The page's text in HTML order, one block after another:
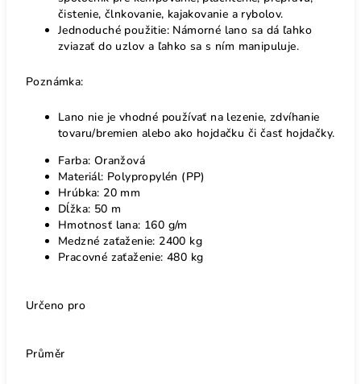
čistenie, člnkovanie, kajakovanie a rybolov.
Jednoduché použitie: Námorné lano sa dá ľahko
zviazať do uzlov a ľahko sa s ním manipuluje.
Poznámka:
Lano nie je vhodné používať na lezenie, zdvíhanie
tovaru/bremien alebo ako hojdačku či časť hojdačky.
Farba: Oranžová
Materiál: Polypropylén (PP)
Hrúbka: 20 mm
Dĺžka: 50 m
Hmotnosť lana: 160 g/m
Medzné zaťaženie: 2400 kg
Pracovné zaťaženie: 480 kg
Určeno pro
Průměr